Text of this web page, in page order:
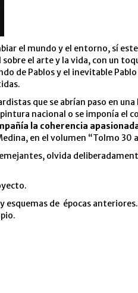
el mundo y el entorno, sí
el arte y la vida, con un
de Pablos y el inevitable
que se abrían paso en una
nacional o se imponía el
la coherencia
en el volumen “Tolmo 30
olvida
de épocas